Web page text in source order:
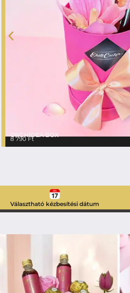
ORCHIDEA BOX
8 790Ft
Választható kézbesítési dátum